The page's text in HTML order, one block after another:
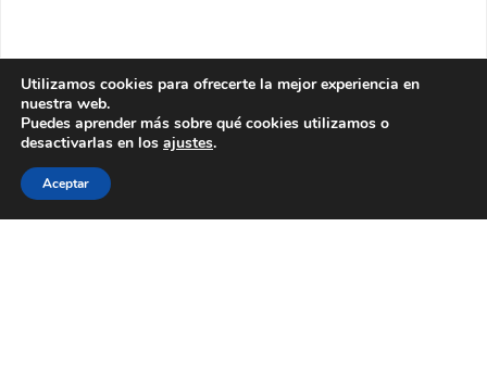
Utilizamos cookies para ofrecerte la mejor experiencia en
nuestra web.
Puedes aprender más sobre qué cookies utilizamos o
desactivarlas en los ajustes.
Aceptar